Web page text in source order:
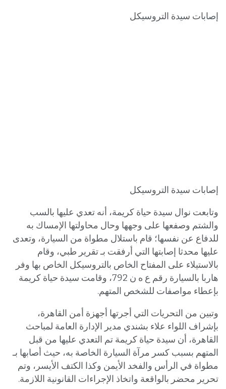
إصابات سيدة التروسيكل
إصابات سيدة التروسيكل
وتابعت نوال سيدة حياة كريمة، أنه تعدي عليها بالسب
والشتم وصفعها على وجهها وحال محاولتها الإمساك به
للدفاع عن نفسها؛ قام باستلال مطواة من السيارة، وتعدى
عليها محدثا إصابتها التي أرفقت بـ تقرير طبي، وقام
بالاستيلاء على المفتاح الخاص بالتروسيكل الخاص بها وفر
هاربا بالسيارة رقم ع ه ن 792، وقامت سيدة حياة كريمة
بإعطاء مواصفات للشخص المتهم.
وتبين من التحريات التي أجرتها أجهزة أمن القاهرة،
بإشراف اللواء علاء بشندي مدير الإدارة العامة لمباحث
القاهرة، أن سيدة حياة كريمة تم التعدي عليها من قبل
المتهم بسبب كسر مرآة السيارة الخاصة به، حيث أصابها بـ
مطواة في الرأس والفخد الأيمن وكذا الكتف الأيسر، وتم
تحرير محضر بالواقعة واتخاذ الإجراءات القانونية اللازمة.